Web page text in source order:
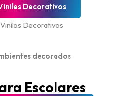
Decorativos
Vinilos Decorativos
decorados
Escolares